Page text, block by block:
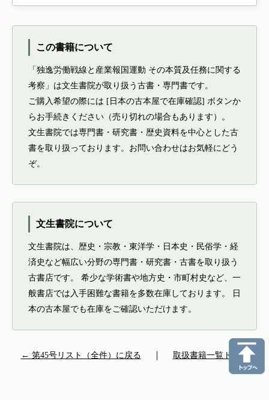
この書籍について
「独逸労働戦線と産業報国運動 その本質及任務に関する
考察」は文生書院が取り扱う古書・専門書です。
ご購入希望の際には [日本の古本屋で在庫確認] ボタンか
らお手続きください（売り切れの場合もあります）。
文生書院では専門書・研究書・歴史資料を中心とした古
書を取り扱っております。お問い合わせはお気軽にどう
ぞ。
文生書院について
文生書院は、歴史・宗教・東洋学・日本史・民俗学・経
済史など幅広い分野の専門書・研究書・古書を取り扱う
古書店です。 希少な学術書や地方史・市町村史など、一
般書店では入手困難な書籍を多数在庫しております。 日
本の古本屋でも在庫をご確認いただけます。
← 第45号リスト（全件）に戻る 取扱書籍一覧トップ